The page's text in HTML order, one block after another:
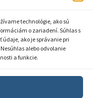
technológie, ako sú
o zariadení. Súhlas s
ako je správanie pri
alebo odvolanie
a funkcie.